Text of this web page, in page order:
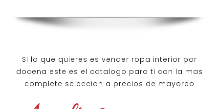
Si lo que quieres es vender ropa interior por
docena este es el catalogo para ti con la mas
complete seleccion a precios de mayoreo